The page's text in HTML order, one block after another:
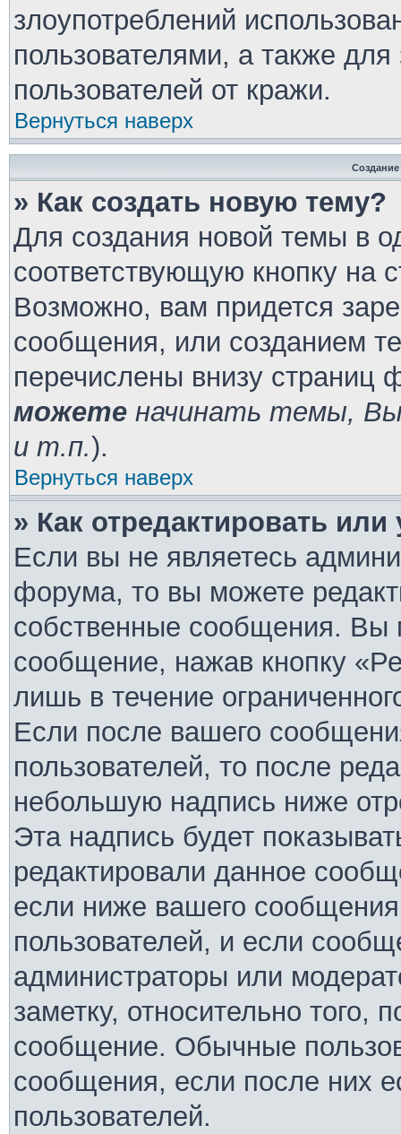
злоупотреблений
пользователями, а также
пользователей от кражи.
Вернуться наверх
» Как создать новую тему?
Для создания новой темы в
соответствующую кнопку на
Возможно, вам придется
сообщения, или созданием
перечислены внизу страниц
можете начинать темы,
и т.п.).
Вернуться наверх
» Как отредактировать
Если вы не являетесь
форума, то вы можете
собственные сообщения. Вы
сообщение, нажав кнопку
лишь в течение
Если после вашего
пользователей, то после
небольшую надпись ниже
Эта надпись будет
редактировали данное
если ниже вашего
пользователей, и если
администраторы или
заметку, относительно того,
сообщение. Обычные
сообщения, если после них
пользователей.